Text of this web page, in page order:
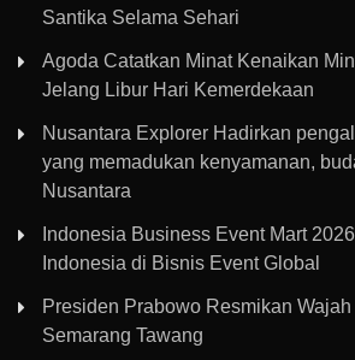
Santika Selama Sehari
Agoda Catatkan Minat Kenaikan
Jelang Libur Hari Kemerdekaan
Nusantara Explorer Hadirkan
yang memadukan kenyamanan,
Nusantara
Indonesia Business Event Mart
Indonesia di Bisnis Event Global
Presiden Prabowo Resmikan
Semarang Tawang